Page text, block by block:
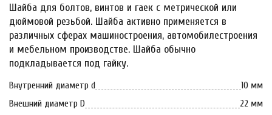
Шайба для болтов, винтов и гаек с метрической или
дюймовой резьбой. Шайба активно применяется в
различных сферах машиностроения, автомобилестроения
и мебельном производстве. Шайба обычно
подкладывается под гайку.
Внутренний диаметр d
10 мм
Внешний диаметр D
22 мм